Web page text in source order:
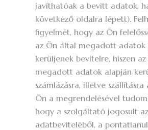
javíthatóak a bevitt adatok,
következő oldalra lépett).
figyelmét, hogy az Ön
az Ön által megadott adatok
kerüljenek bevitelre, hiszen
megadott adatok alapján
számlázásra, illetve szállításra
Ön a megrendelésével
hogy a szolgáltató jogosult
adatbeviteléből, a